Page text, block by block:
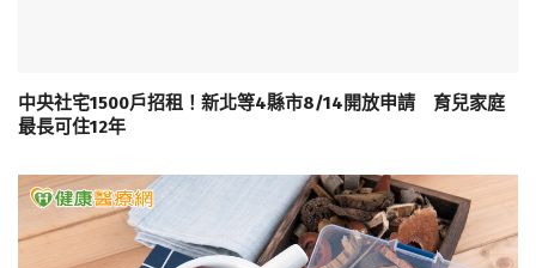
中央社宅1500戶招租！新北等4縣市8/14開放申請 育兒家庭
最長可住12年